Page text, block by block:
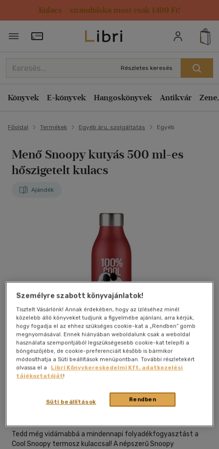
Kulacs / strandtáska most csak 1499 Ft!
Törzsvásárlói Kártya adatai
Részletes keresés
Könyvek E-könyvek Hangoskönyvek Antikvár
Főoldal Termékek Egyéb áru, szolgáltatás Egyéb
Menő Snoopy kutyás 500 ml-es
hőszigetelt kulacs
Ajándék
Galéria
Tedd még vidámabbá a mindennapi folyadékfogyasztást a
Cool Snoopy termosz kulaccsal! A népszerű Snoopy
Személyre szabott könyvajánlatok!
Tisztelt Vásárlónk! Annak érdekében, hogy az ízléséhez minél
közelebb álló könyveket tudjunk a figyelmébe ajánlani, arra kérjük,
hogy fogadja el az ehhez szükséges cookie-kat a „Rendben” gomb
megnyomásával. Ennek hiányában weboldalunk csak a weboldal
használata szempontjából legszükségesebb cookie-kat telepíti a
böngészőjébe, de cookie-preferenciáit később is bármikor
módosíthatja a Süti beállítások menüpontban. További részletekért
olvassa el a
Libri Könyvkereskedelmi Kft. adatkezelési
tájékoztatóját!
Rendben
Süti beállítások